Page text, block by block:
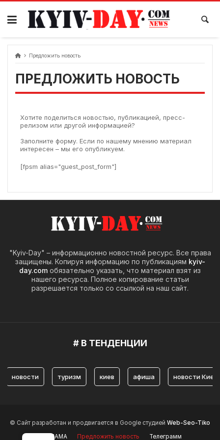
Предложить новость
ПРЕДЛОЖИТЬ НОВОСТЬ
Хотите поделиться новостью, публикацией, пресс-
релизом или другой информацией?
Заполните форму. Если по нашему мнению материал
интересен – мы его опубликуем.
[fpsm alias="guest_post_form"]
"Kyiv-Day" – информационно новостной ресурс. Все права
защищены. Копируя информацию по публикациям kyiv-
day.com обязательно указать, что материал взят из
нашего ресурса. Полное копирование статьи
разрешается только со ссылкой на наш сайт.
# В ТЕНДЕНЦИИ
новости туризм киев афиша новости Киева
© Сайт разработан и продвигается в Google студией Web-Seo-Tiko
РЕКЛАМА
Предложить новость Телеграмм